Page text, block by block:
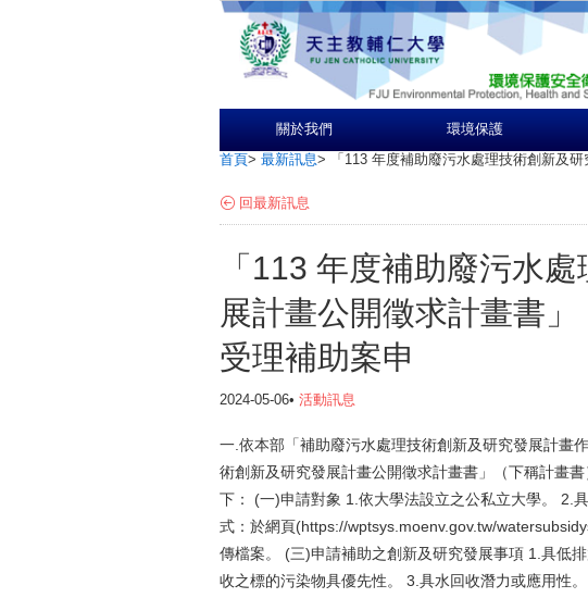
關於我們 環境保護
首頁> 最新訊息> 「113 年度補助廢污水處理技術創新及
回最新訊息
「113 年度補助廢污水
展計畫公開徵求計畫書
受理補助案申
2024-05-06• 活動訊息
一.依本部「補助廢污水處理技術創新及研究發展計畫
術創新及研究發展計畫公開徵求計畫書」（下稱計畫
下： (一)申請對象 1.依大學法設立之公私立大學。 2.
式：於網頁(https://wptsys.moenv.gov.tw/
傳檔案。 (三)申請補助之創新及研究發展事項 1.具低
收之標的污染物具優先性。 3.具水回收潛力或應用性